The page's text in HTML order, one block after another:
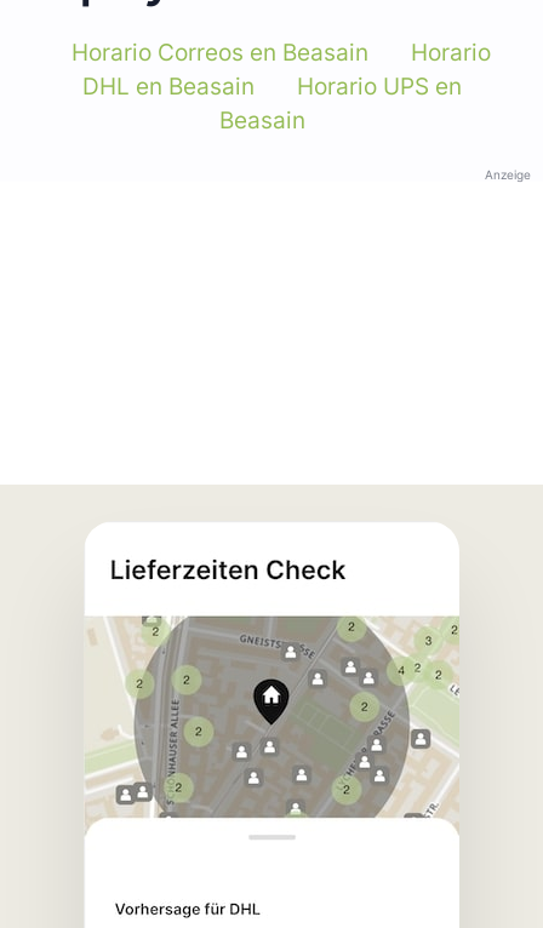
Horario Correos en Beasain
Horario
DHL en Beasain
Horario UPS en
Beasain
Anzeige